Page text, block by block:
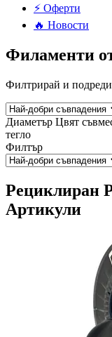
⚡ Оферти
🔥 Новости
Филаменти
Филтрирай и подреди
Диаметър Цвят
тегло
Филтър
Рециклиран
Артикули